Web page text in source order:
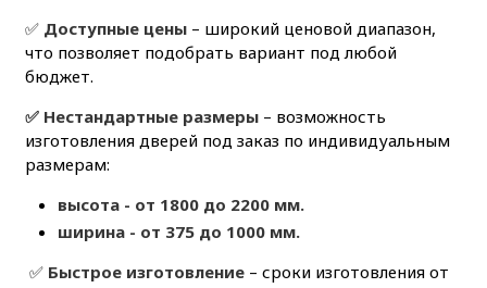
✅ Доступные цены– широкий ценовой диапазон,
что позволяет подобрать вариант под любой
бюджет.
✅ Нестандартные размеры – возможность
изготовления дверей под заказ по индивидуальным
размерам:
высота - от 1800 до 2200 мм.
ширина - от 375 до 1000 мм.
✅ Быстрое изготовление– сроки изготовления от